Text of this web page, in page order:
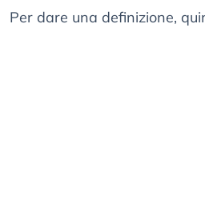
Per dare una definizione,